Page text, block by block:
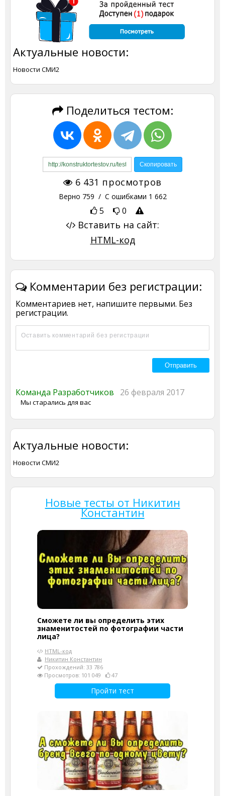
Актуальные новости:
Новости СМИ2
Поделиться тестом:
6 431 просмотров
Верно 759 / С ошибками 1 662
5 0
Вставить на сайт:
HTML-код
Комментарии без регистрации:
Комментариев нет, напишите первыми. Без
регистрации.
Команда Разработчиков 26 февраля 2017
Мы старались для вас
Актуальные новости:
Новости СМИ2
Новые тесты от Никитин
Константин
Сможете ли вы определить этих
знаменитостей по фотографии части
лица?
HTML-код
Никитин Константин
Прохождений: 33 786
Просмотров: 101 049
47
Пройти тест